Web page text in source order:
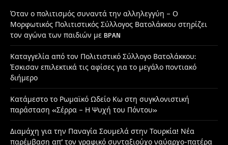
Όταν ο πολιτισμός συναντά την αλληλεγγύη – Ο
Μορφωτικός Πολιτιστικός Σύλλογος Βατολάκκου στηρίζει
τον αγώνα των παιδιών με BPAN
Καταγγελία από τον Πολιτιστικό Σύλλογο Βατολάκκου:
Έσκισαν επιλεκτικά τις αφίσες για το μεγάλο ποντιακό
διήμερο
Κατάμεστο το Ρωμαϊκό Ωδείο Κω στη συγκλονιστική
παράσταση «Σέρρα – Η Ψυχή του Πόντου»
Διαμάχη για την Παναγία Σουμελά στην Τουρκία! Νέα
παρέμβαση απ’ τον γραφικό συνταξιούχο ναύαρχο-πατέρα